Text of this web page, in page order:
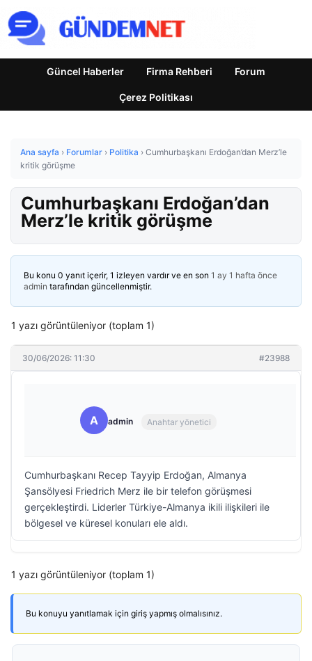
Güncel Haberler Firma Rehberi Forum
Çerez Politikası
Ana sayfa › Forumlar › Politika › Cumhurbaşkanı Erdoğan’dan Merz’le
kritik görüşme
Cumhurbaşkanı Erdoğan’dan
Merz’le kritik görüşme
Bu konu 0 yanıt içerir, 1 izleyen vardır ve en son 1 ay 1 hafta önce
admin tarafından güncellenmiştir.
1 yazı görüntüleniyor (toplam 1)
30/06/2026: 11:30 #23988
A admin Anahtar yönetici
Cumhurbaşkanı Recep Tayyip Erdoğan, Almanya
Şansölyesi Friedrich Merz ile bir telefon görüşmesi
gerçekleştirdi. Liderler Türkiye-Almanya ikili ilişkileri ile
bölgesel ve küresel konuları ele aldı.
1 yazı görüntüleniyor (toplam 1)
Bu konuyu yanıtlamak için giriş yapmış olmalısınız.